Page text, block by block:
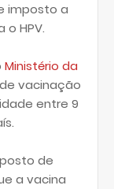
imposto a
o HPV.
Ministério da
vacinação
entre 9
de
a vacina